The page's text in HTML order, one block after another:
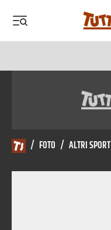
/ FOTO / ALTRI SPORT